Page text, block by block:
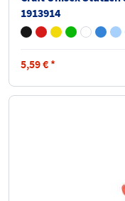
1913914
5,59€ *